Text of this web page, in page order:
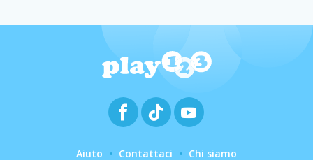
Aiuto Contattaci Chi siamo